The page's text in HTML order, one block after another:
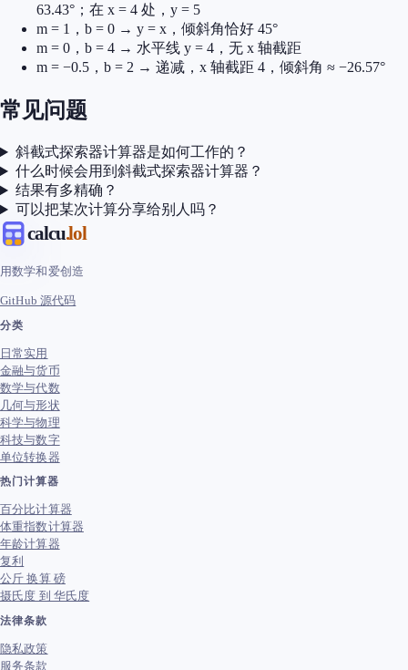
63.43°；在 x = 4 处，y = 5
m = 1，b = 0 → y = x，倾斜角恰好 45°
m = 0，b = 4 → 水平线 y = 4，无 x 轴截距
m = −0.5，b = 2 → 递减，x 轴截距 4，倾斜角 ≈ −26.57°
常见问题
斜截式探索器计算器是如何工作的？
什么时候会用到斜截式探索器计算器？
结果有多精确？
可以把某次计算分享给别人吗？
calcu.lol
用数学和爱创造
GitHub 源代码
分类
日常实用
金融与货币
数学与代数
几何与形状
科学与物理
科技与数字
单位转换器
热门计算器
百分比计算器
体重指数计算器
年龄计算器
复利
公斤 换算 磅
摄氏度 到 华氏度
法律条款
隐私政策
服务条款